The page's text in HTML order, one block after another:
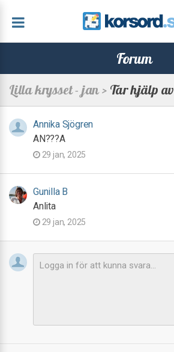
Forum
Lilla krysset - jan >Tar hjälp av
Annika Sjögren
AN???A
29 jan, 2025
Gunilla B
Anlita
29 jan, 2025